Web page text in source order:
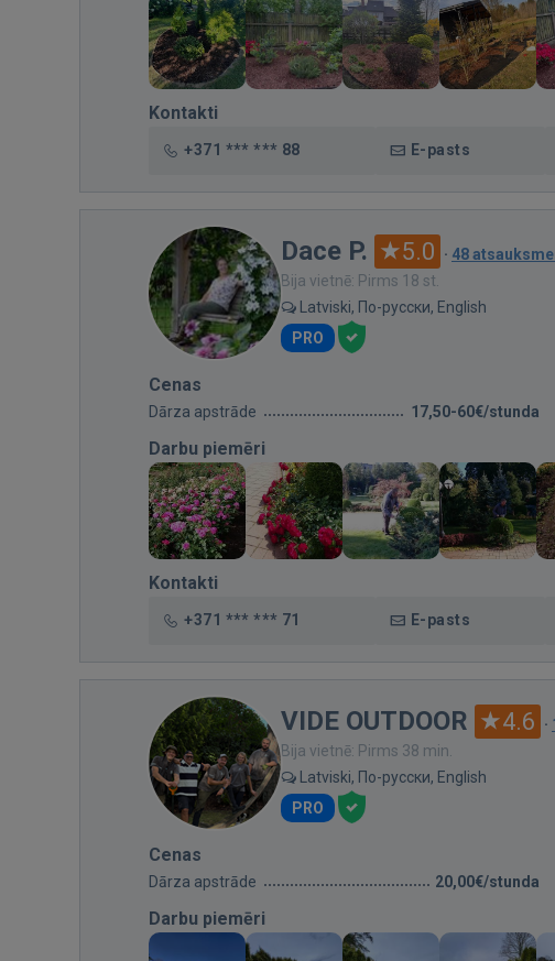
Kontakti
+371 *** *** 88 E-pasts
Dace P. 5.0 · 48
Bija vietnē: Pirms 18 st.
Latviski, По-русски, English
PRO
Cenas
Dārza apstrāde 17,50-60€/stunda
Darbu piemēri
Kontakti
+371 *** *** 71 E-pasts
VIDE OUTDOOR 4.6 ·
Bija vietnē: Pirms 38 min.
Latviski, По-русски, English
PRO
Cenas
Dārza apstrāde 20,00€/stunda
Darbu piemēri